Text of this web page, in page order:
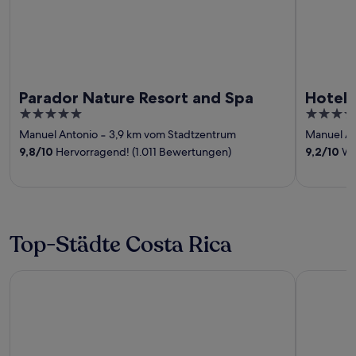
Parador Nature Resort and Spa
5
out
of
Manuel Antonio ‐ 3,9 km vom Stadtzentrum
9,8/10 Hervorragend! (1.011 Bewertungen)
Hotel
4
out
of
Manuel
9,2/10
Top-Städte Costa Rica